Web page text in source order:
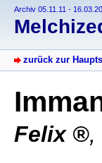
Archiv 05.11.11 -
zurück zur
Felix ,